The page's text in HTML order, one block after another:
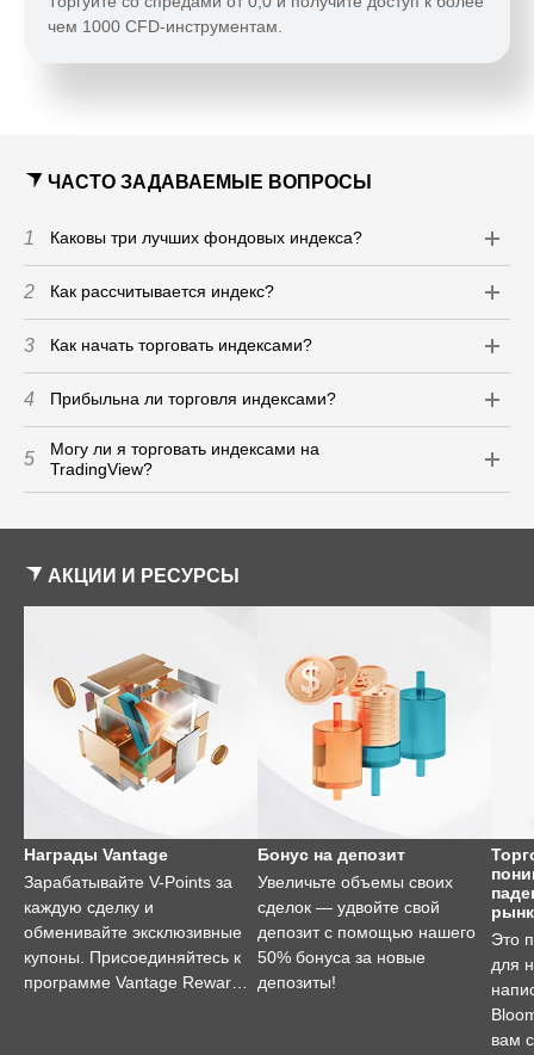
чем 1000 CFD-инструментам.
ЧАСТО ЗАДАВАЕМЫЕ ВОПРОСЫ
1 Каковы три лучших фондовых индекса?
2 Как рассчитывается индекс?
3 Как начать торговать индексами?
4 Прибыльна ли торговля индексами?
5
Могу ли я торговать индексами на
TradingView?
АКЦИИ И РЕСУРСЫ
Награды Vantage
Зарабатывайте V-Points за
каждую сделку и
обменивайте эксклюзивные
купоны. Присоединяйтесь к
программе Vantage Rewards
Бонус на депозит
Увеличьте объемы своих
сделок — удвойте свой
депозит с помощью нашего
50% бонуса за новые
депозиты!
Это
для
вам